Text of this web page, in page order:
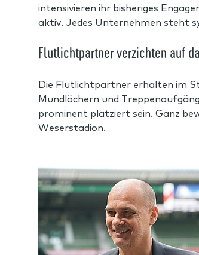
intensivieren ihr bisheriges
aktiv. Jedes Unternehmen steht
Flutlichtpartner verzichten auf
Die Flutlichtpartner erhalten im
Mundlöchern und
prominent platziert sein. Ganz
Weserstadion.